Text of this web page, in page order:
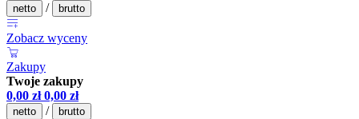
netto / brutto
Zobacz wyceny
Zakupy
Twoje zakupy
0,00 zł 0,00 zł
netto / brutto